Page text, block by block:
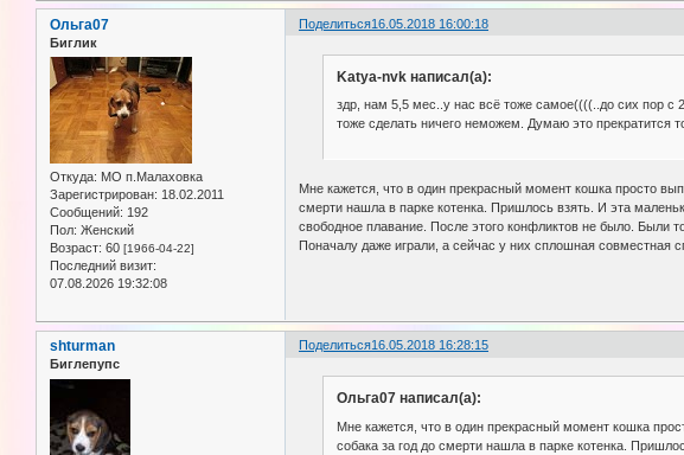
Поделиться16.05.2018 16:00:18
Ольга07
Биглик
Откуда: МО п.Малаховка
Зарегистрирован: 18.02.2011
Сообщений: 192
Пол: Женский
Возраст: 60 [1966-04-22]
Последний визит:
07.08.2026 19:32:08
Katya-nvk написал(а):
здр, нам 5,5 мес..у нас всё тоже самое((((..до сих пор с
тоже сделать ничего неможем. Думаю это прекратится
Мне кажется, что в один прекрасный момент кошка просто
смерти нашла в парке котенка. Пришлось взять. И эта
свободное плавание. После этого конфликтов не было. Были
Поначалу даже играли, а сейчас у них сплошная совместная
Поделиться16.05.2018 16:28:15
shturman
Биглепупс
Ольга07 написал(а):
Мне кажется, что в один прекрасный момент кошка
собака за год до смерти нашла в парке котенка.